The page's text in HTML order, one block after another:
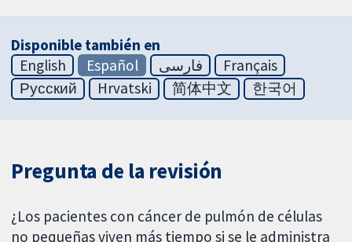
Disponible también en
English
Español فارسی
Français
Русский
Hrvatski 简体中文 한국어
Pregunta de la revisión
¿Los pacientes con cáncer de pulmón de células
no pequeñas viven más tiempo si se le administra